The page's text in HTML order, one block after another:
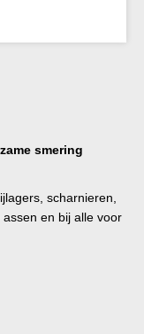
smering
scharnieren,
en bij alle voor